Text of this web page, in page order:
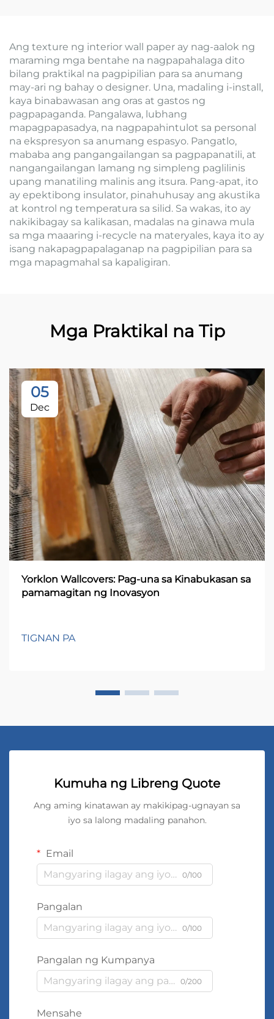
Ang texture ng interior wall paper ay nag-aalok ng
maraming mga bentahe na nagpapahalaga dito
bilang praktikal na pagpipilian para sa anumang
may-ari ng bahay o designer. Una, madaling i-install,
kaya binabawasan ang oras at gastos ng
pagpapaganda. Pangalawa, lubhang
mapagpapasadya, na nagpapahintulot sa personal
na ekspresyon sa anumang espasyo. Pangatlo,
mababa ang pangangailangan sa pagpapanatili, at
nangangailangan lamang ng simpleng paglilinis
upang manatiling malinis ang itsura. Pang-apat, ito
ay epektibong insulator, pinahuhusay ang akustika
at kontrol ng temperatura sa silid. Sa wakas, ito ay
nakikibagay sa kalikasan, madalas na ginawa mula
sa mga maaaring i-recycle na materyales, kaya ito ay
isang nakapagpapalaganap na pagpipilian para sa
mga mapagmahal sa kapaligiran.
Mga Praktikal na Tip
05
Dec
Yorklon Wallcovers: Pag-una sa Kinabukasan sa
pamamagitan ng Inovasyon
TIGNAN PA
Kumuha ng Libreng Quote
Ang aming kinatawan ay makikipag-ugnayan sa
iyo sa lalong madaling panahon.
Email
0/100
Pangalan
0/100
Pangalan ng Kumpanya
0/200
Mensahe